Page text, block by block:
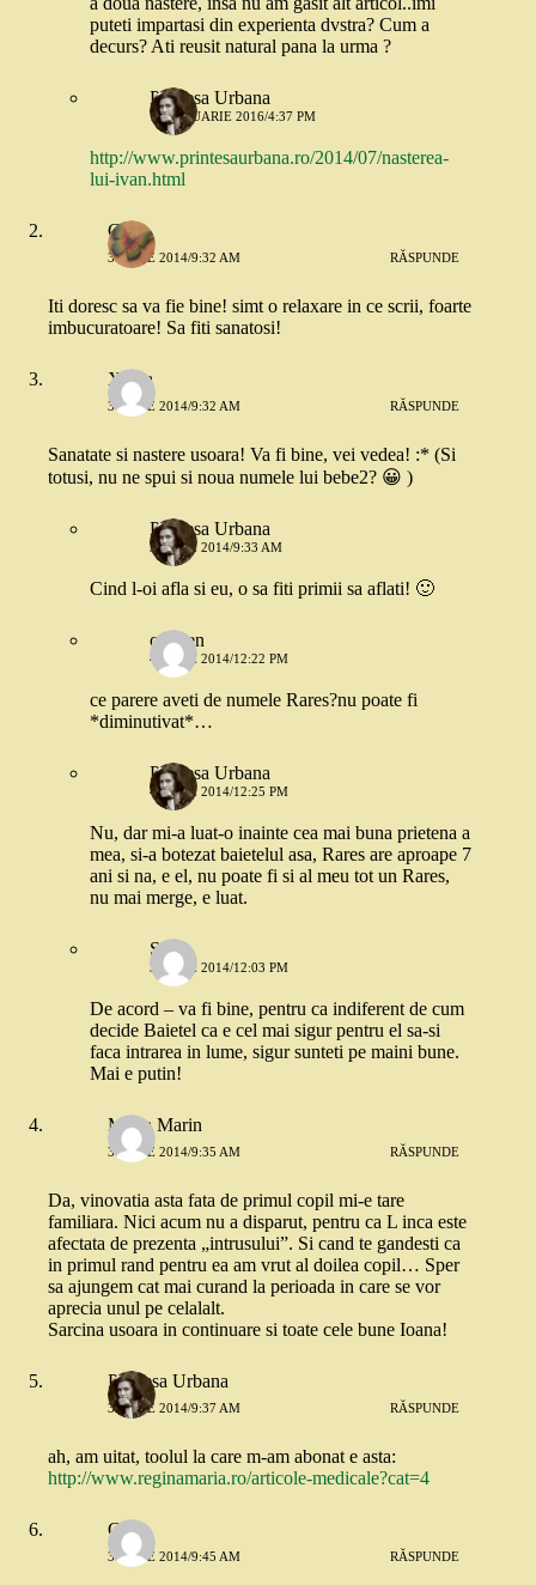
puteti impartasi din experienta dvstra? Cum a
decurs? Ati reusit natural pana la urma ?
Printesa Urbana
11 IANUARIE 2016/4:37 PM
http://www.printesaurbana.ro/2014/07/nasterea-
lui-ivan.html
Cris
3 IUNIE 2014/9:32 AM RĂSPUNDE
Iti doresc sa va fie bine! simt o relaxare in ce scrii, foarte
imbucuratoare! Sa fiti sanatosi!
Xenia
3 IUNIE 2014/9:32 AM RĂSPUNDE
Sanatate si nastere usoara! Va fi bine, vei vedea! :* (Si
totusi, nu ne spui si noua numele lui bebe2? 😀 )
Printesa Urbana
3 IUNIE 2014/9:33 AM
Cind l-oi afla si eu, o sa fiti primii sa aflati! 🙂
carmen
4 IUNIE 2014/12:22 PM
ce parere aveti de numele Rares?nu poate fi
*diminutivat*…
Printesa Urbana
4 IUNIE 2014/12:25 PM
Nu, dar mi-a luat-o inainte cea mai buna prietena a
mea, si-a botezat baietelul asa, Rares are aproape 7
ani si na, e el, nu poate fi si al meu tot un Rares,
nu mai merge, e luat.
Stefi
3 IUNIE 2014/12:03 PM
De acord – va fi bine, pentru ca indiferent de cum
decide Baietel ca e cel mai sigur pentru el sa-si
faca intrarea in lume, sigur sunteti pe maini bune.
Mai e putin!
Maria Marin
3 IUNIE 2014/9:35 AM RĂSPUNDE
Da, vinovatia asta fata de primul copil mi-e tare
familiara. Nici acum nu a disparut, pentru ca L inca este
afectata de prezenta „intrusului”. Si cand te gandesti ca
in primul rand pentru ea am vrut al doilea copil… Sper
sa ajungem cat mai curand la perioada in care se vor
aprecia unul pe celalalt.
Sarcina usoara in continuare si toate cele bune Ioana!
Printesa Urbana
3 IUNIE 2014/9:37 AM RĂSPUNDE
ah, am uitat, toolul la care m-am abonat e asta:
http://www.reginamaria.ro/articole-medicale?cat=4
Cris
3 IUNIE 2014/9:45 AM RĂSPUNDE